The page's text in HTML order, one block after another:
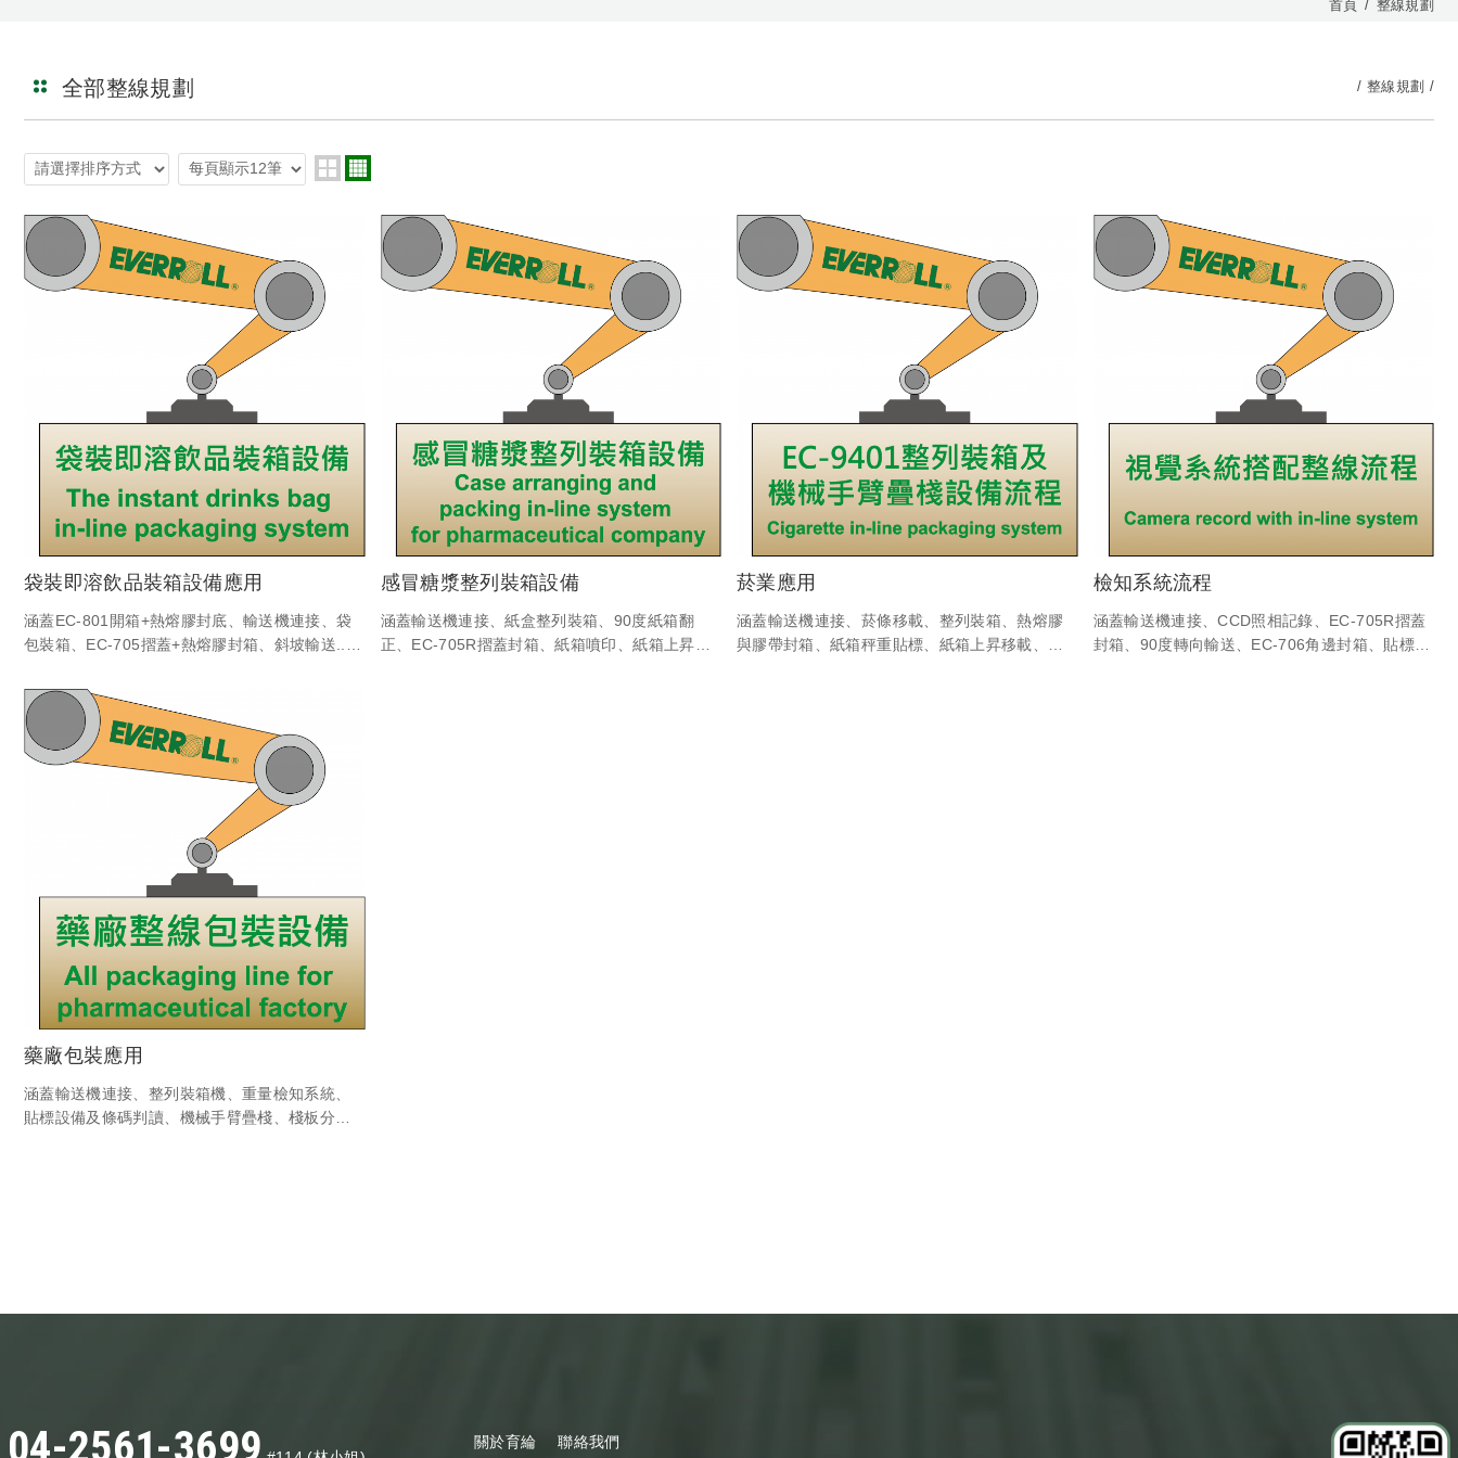
首頁 整線規劃
全部整線規劃 整線規劃
袋裝即溶飲品裝箱設備應用
涵蓋EC-801開箱+熱熔膠封底、輸送機連接、袋
包裝箱、EC-705摺蓋+熱熔膠封箱、斜坡輸送...
感冒糖漿整列裝箱設備
涵蓋輸送機連接、紙盒整列裝箱、90度紙箱翻
正、EC-705R摺蓋封箱、紙箱噴印、紙箱上昇輸
菸業應用
涵蓋輸送機連接、菸條移載、整列裝箱、熱熔膠
與膠帶封箱、紙箱秤重貼標、紙箱上昇移載、條
檢知系統流程
涵蓋輸送機連接、CCD照相記錄、EC-705R摺蓋
封箱、90度轉向輸送、EC-706角邊封箱、貼標及
藥廠包裝應用
涵蓋輸送機連接、整列裝箱機、重量檢知系統、
貼標設備及條碼判讀、機械手臂疊棧、棧板分離
04-2561-3699 關於育綸 聯絡我們